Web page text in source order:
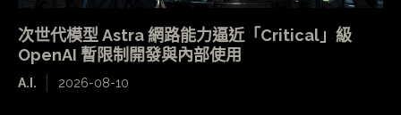
次世代模型 Astra 網路能力逼近「Critical」級
OpenAI 暫限制開發與內部使用
A.I. 2026-08-10